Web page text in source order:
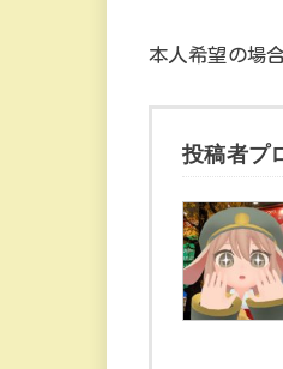
本人希望の場
投稿者プ